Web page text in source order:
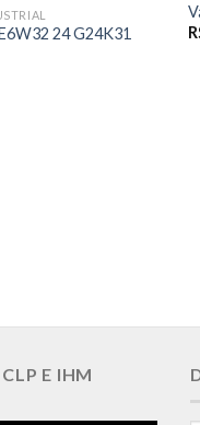
24 G24K31
E IHM